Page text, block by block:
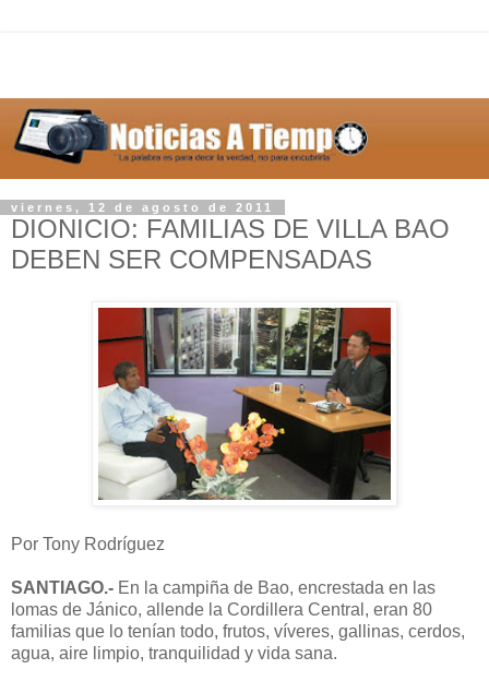
viernes, 12 de agosto de 2011
DIONICIO: FAMILIAS DE VILLA BAO
Por Tony Rodríguez
SANTIAGO.- En la campiña de Bao, encrestada en las
lomas de Jánico, allende la Cordillera Central, eran 80
familias que lo tenían todo, frutos, víveres, gallinas, cerdos,
agua, aire limpio, tranquilidad y vida sana.